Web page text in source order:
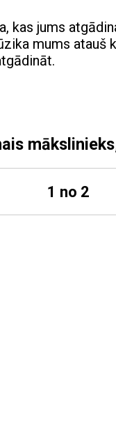
kas jums
mums atauš
1 no 2